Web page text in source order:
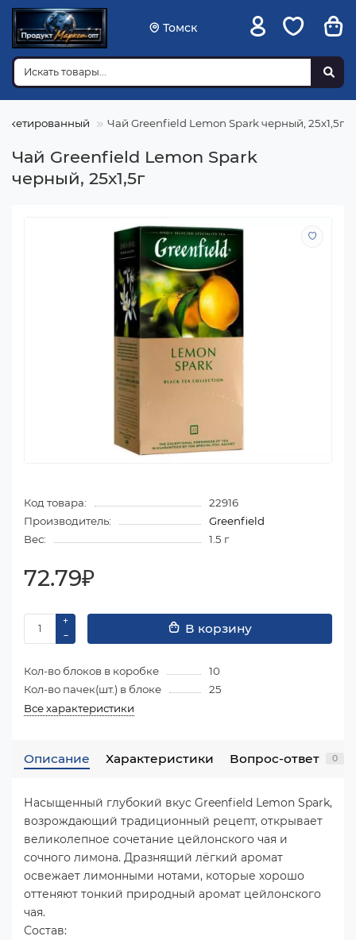
Томск
Чай Greenfield Lemon Spark черный, 25х1,5г
Чай Greenfield Lemon Spark
черный, 25х1,5г
Код товара:
22916
Производитель:
Greenfield
Вес:
1.5 г
72.79₽
В корзину
Кол-во блоков в коробке
10
Кол-во пачек(шт.) в блоке
25
Все характеристики
Описание Характеристики Вопрос-ответ 0
Насыщенный глубокий вкус Greenfield Lemon Spark,
возрождающий традиционный рецепт, открывает
великолепное сочетание цейлонского чая и
сочного лимона. Дразнящий лёгкий аромат
освежает лимонными нотами, которые хорошо
оттеняют тонкий природный аромат цейлонского
чая.
Состав: